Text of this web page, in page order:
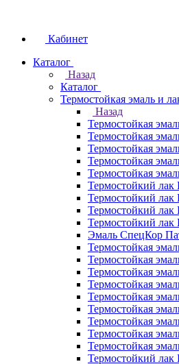
Кабинет
Каталог
Назад
Каталог
Термостойкая эмаль и
Назад
Термостойкая
Термостойкая
Термостойкая
Термостойкая
Термостойкая
Термостойкий
Термостойкий
Термостойкий
Термостойкий
Эмаль СпецКор
Термостойкая
Термостойкая
Термостойкая
Термостойкая
Термостойкая
Термостойкая
Термостойкая
Термостойкая
Термостойкая
Термостойкий